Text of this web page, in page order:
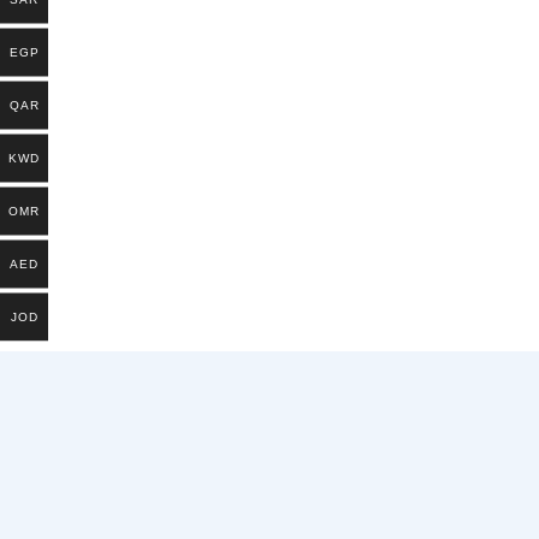
EGP
QAR
KWD
OMR
AED
JOD